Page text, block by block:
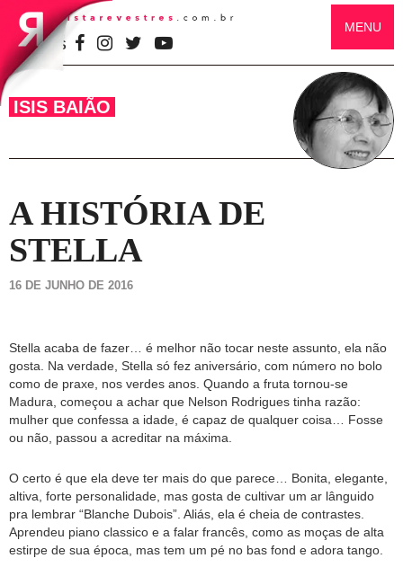
SIGA-NOS
MENU
ISIS BAIÃO
A HISTÓRIA DE
STELLA
16 DE JUNHO DE 2016
Stella acaba de fazer… é melhor não tocar neste assunto, ela não
gosta. Na verdade, Stella só fez aniversário, com número no bolo
como de praxe, nos verdes anos. Quando a fruta tornou-se
Madura, começou a achar que Nelson Rodrigues tinha razão:
mulher que confessa a idade, é capaz de qualquer coisa… Fosse
ou não, passou a acreditar na máxima.
O certo é que ela deve ter mais do que parece… Bonita, elegante,
altiva, forte personalidade, mas gosta de cultivar um ar lânguido
pra lembrar “Blanche Dubois”. Aliás, ela é cheia de contrastes.
Aprendeu piano classico e a falar francês, como as moças de alta
estirpe de sua época, mas tem um pé no bas fond e adora tango.